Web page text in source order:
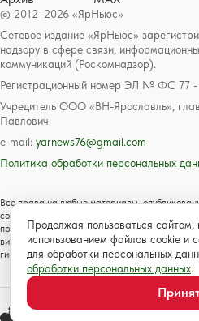
© 2012–2026 «ЯрНьюс»
Сетевое издание «ЯрНьюс»
надзору в сфере связи,
коммуникаций (Роскомнадзор).
Регистрационный номер ЭЛ № ФС 77
Учредитель ООО «ВН-Ярославль»,
Павлович
e-mail: yarnews76@gmail.com
Политика обработки персональных
Все права на любые материалы,
соответствии с российским и международным
праве и смежных правах. Любое
видеоматериалов возможно только с согласия
гиперссылкой на сайт https://
Продолжая пользоваться
использованием файлов cookie и
для обработки персональных
обработки персональных данных.